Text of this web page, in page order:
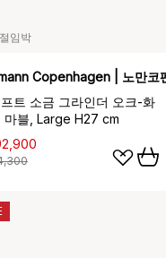
임박
Copenhagen | 노만코
트 소금 그라인더 오크-화
마블, Large H27 cm